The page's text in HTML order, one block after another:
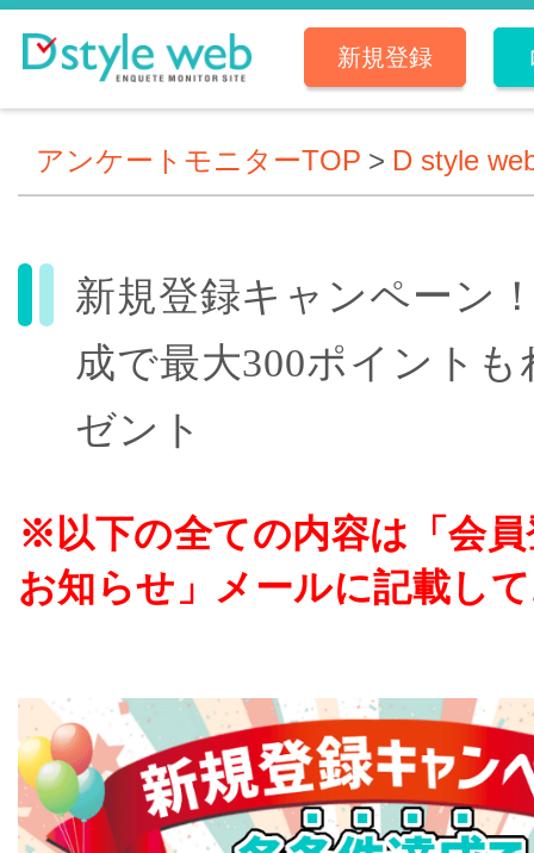
新規登録
アンケートモニターTOP > D style
新規登録キャンペーン
成で最大300ポイント
ゼント
※以下の全ての内容は「会
お知らせ」メールに記載し